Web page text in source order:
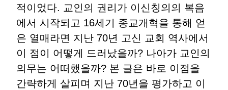
적이었다. 교인의 권리가 이신칭의의 복음
에서 시작되고 16세기 종교개혁을 통해 얻
은 열매라면 지난 70년 고신 교회 역사에서
이 점이 어떻게 드러났을까? 나아가 교인의
의무는 어떠했을까? 본 글은 바로 이점을
간략하게 살피며 지난 70년을 평가하고 이